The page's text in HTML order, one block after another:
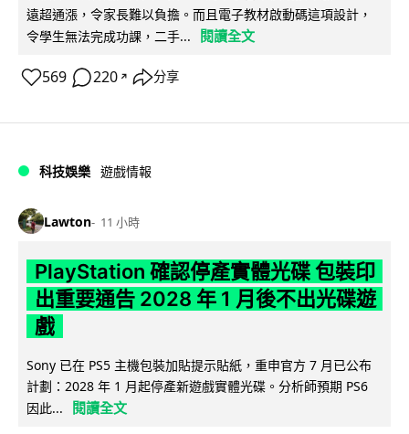
遠超通漲，令家長難以負擔。而且電子教材啟動碼這項設計，
令學生無法完成功課，二手...
閱讀全文
569 220 ↗ 分享
科技娛樂 遊戲情報
Lawton 11 小時
PlayStation 確認停產實體光碟 包裝印
出重要通告 2028 年 1 月後不出光碟遊
戲
Sony 已在 PS5 主機包裝加貼提示貼紙，重申官方 7 月已公布
計劃：2028 年 1 月起停產新遊戲實體光碟。分析師預期 PS6
因此...
閱讀全文